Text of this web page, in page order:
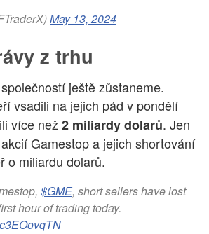
May 13, 2024
z trhu
ještě zůstaneme.
vsadili na jejich pád v pondělí
více než2 miliardy dolarů. Jen
Gamestop a jejich shortování
o miliardu dolarů.
$GME, short sellers have lost
hour of trading today.